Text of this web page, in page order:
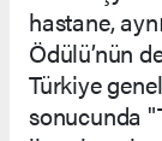
hastane,
Ödülü’nün
Türkiye
sonucunda